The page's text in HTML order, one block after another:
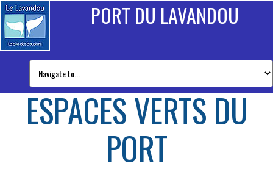
PORT DU LAVANDOU
ESPACES VERTS DU
PORT